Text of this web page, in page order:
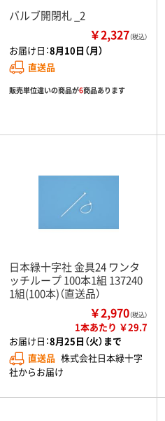
バルブ開閉札 _2
￥2,327（税込）
お届け日：8月10日（月）
直送品
販売単位違いの商品が6商品あります
日本緑十字社 金具24 ワンタ
ッチループ 100本1組 137240
1組(100本)（直送品）
￥2,970（税込）
1本あたり ￥29.7
お届け日：8月25日（火）まで
直送品 株式会社日本緑十字
社からお届け